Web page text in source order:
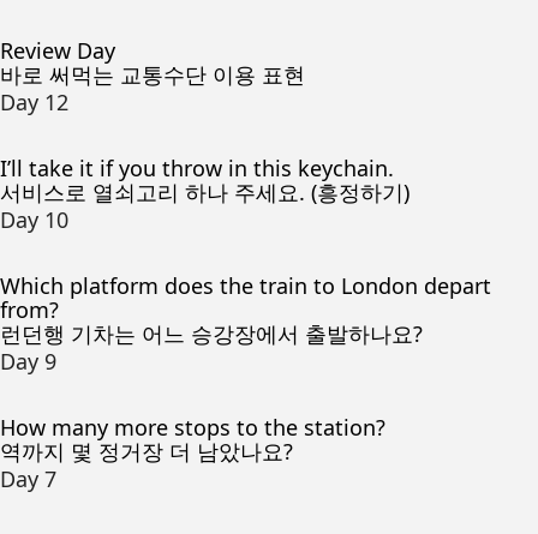
Review Day
바로 써먹는 교통수단 이용 표현
Day 12
I’ll take it if you throw in this keychain.
서비스로 열쇠고리 하나 주세요. (흥정하기)
Day 10
Which platform does the train to London depart
from?
런던행 기차는 어느 승강장에서 출발하나요?
Day 9
How many more stops to the station?
역까지 몇 정거장 더 남았나요?
Day 7